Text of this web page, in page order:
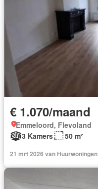
€ 1.070/maand
Emmeloord, Flevoland
3 Kamers
50 m²
21 mrt 2026 van Huurwoningen